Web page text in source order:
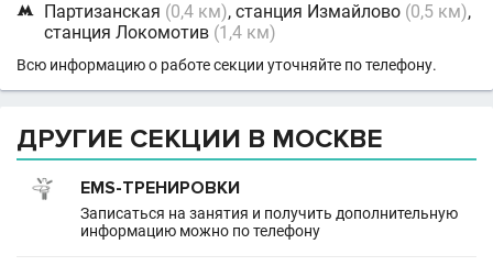
 Партизанская (0,4 км), станция Измайлово (0,5 км),
станция Локомотив (1,4 км)
Всю информацию о работе секции уточняйте по телефону.
ДРУГИЕ СЕКЦИИ В МОСКВЕ
EMS-ТРЕНИРОВКИ
Записаться на занятия и получить дополнительную
информацию можно по телефону